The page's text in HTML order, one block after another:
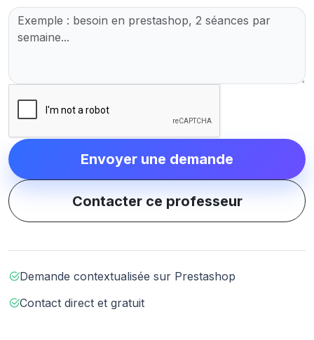
Envoyer une demande
Contacter ce professeur
Demande contextualisée sur Prestashop
Contact direct et gratuit